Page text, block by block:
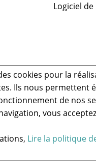
cookies pour la
Ils nous permettent
de nos
vous
Lire la politique
Logiciel